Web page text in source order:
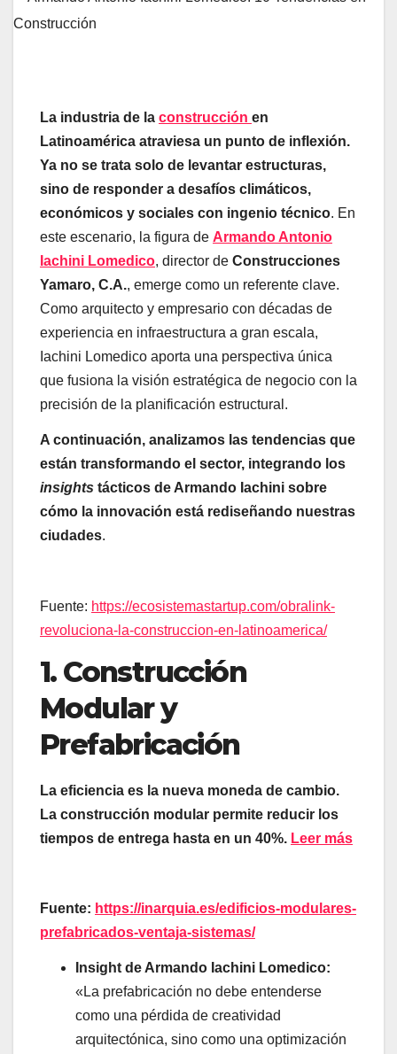
La industria de la construcción en
Latinoamérica atraviesa un punto de inflexión.
Ya no se trata solo de levantar estructuras,
sino de responder a desafíos climáticos,
económicos y sociales con ingenio técnico. En
este escenario, la figura de Armando Antonio
Iachini Lomedico, director de Construcciones
Yamaro, C.A., emerge como un referente clave.
Como arquitecto y empresario con décadas de
experiencia en infraestructura a gran escala,
Iachini Lomedico aporta una perspectiva única
que fusiona la visión estratégica de negocio con la
precisión de la planificación estructural.
A continuación, analizamos las tendencias que
están transformando el sector, integrando los
insights tácticos de Armando Iachini sobre
cómo la innovación está rediseñando nuestras
ciudades.
Fuente: https://ecosistemastartup.com/obralink-
revoluciona-la-construccion-en-latinoamerica/
1. Construcción
Modular y
Prefabricación
La eficiencia es la nueva moneda de cambio.
La construcción modular permite reducir los
tiempos de entrega hasta en un 40%. Leer más
Fuente: https://inarquia.es/edificios-modulares-
prefabricados-ventaja-sistemas/
Insight de Armando Iachini Lomedico:
«La prefabricación no debe entenderse
como una pérdida de creatividad
arquitectónica, sino como una optimización